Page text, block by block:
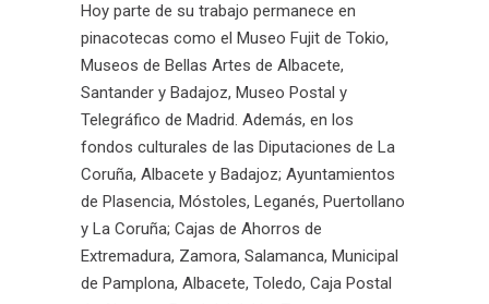
Hoy parte de su trabajo permanece en
pinacotecas como el Museo Fujit de Tokio,
Museos de Bellas Artes de Albacete,
Santander y Badajoz, Museo Postal y
Telegráfico de Madrid. Además, en los
fondos culturales de las Diputaciones de La
Coruña, Albacete y Badajoz; Ayuntamientos
de Plasencia, Móstoles, Leganés, Puertollano
y La Coruña; Cajas de Ahorros de
Extremadura, Zamora, Salamanca, Municipal
de Pamplona, Albacete, Toledo, Caja Postal